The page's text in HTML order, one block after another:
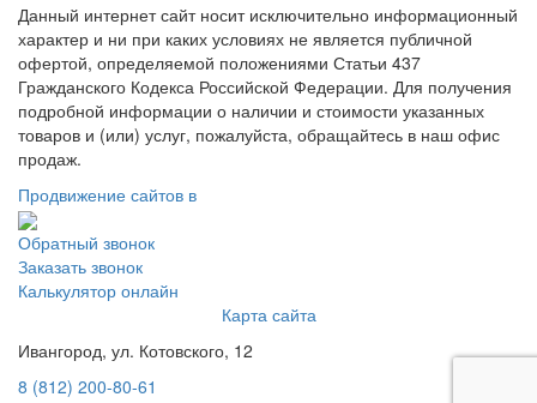
Данный интернет сайт носит исключительно информационный
характер и ни при каких условиях не является публичной
офертой, определяемой положениями Статьи 437
Гражданского Кодекса Российской Федерации. Для получения
подробной информации о наличии и стоимости указанных
товаров и (или) услуг, пожалуйста, обращайтесь в наш офис
продаж.
Продвижение сайтов в
Обратный звонок
Заказать звонок
Калькулятор онлайн
Карта сайта
Ивангород, ул. Котовского, 12
8 (812) 200-80-61